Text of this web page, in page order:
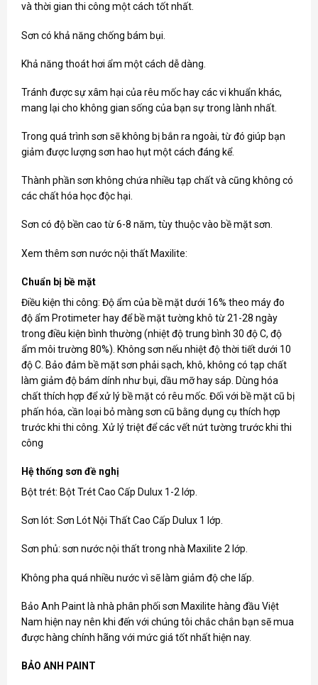
và thời gian thi công một cách tốt nhất.
Sơn có khả năng chống bám bụi.
Khả năng thoát hơi ẩm một cách dễ dàng.
Tránh được sự xâm hại của rêu mốc hay các vi khuẩn khác,
mang lại cho không gian sống của bạn sự trong lành nhất.
Trong quá trình sơn sẽ không bị bắn ra ngoài, từ đó giúp bạn
giảm được lượng sơn hao hụt một cách đáng kể.
Thành phần sơn không chứa nhiều tạp chất và cũng không có
các chất hóa học độc hại.
Sơn có độ bền cao từ 6-8 năm, tùy thuộc vào bề mặt sơn.
Xem thêm sơn nước nội thất Maxilite:
Chuẩn bị bề mặt
Điều kiện thi công: Độ ẩm của bề mặt dưới 16% theo máy đo
độ ẩm Protimeter hay để bề mặt tường khô từ 21-28 ngày
trong điều kiện bình thường (nhiệt độ trung bình 30 độ C, độ
ẩm môi trường 80%). Không sơn nếu nhiệt độ thời tiết dưới 10
độ C. Bảo đảm bề mặt sơn phải sạch, khô, không có tạp chất
làm giảm độ bám dính như bụi, dầu mỡ hay sáp. Dùng hóa
chất thích hợp để xử lý bề mặt có rêu mốc. Đối với bề mặt cũ bị
phấn hóa, cần loại bỏ màng sơn cũ bằng dụng cụ thích hợp
trước khi thi công. Xử lý triệt để các vết nứt tường trước khi thi
công
Hệ thống sơn đề nghị
Bột trét: Bột Trét Cao Cấp Dulux 1-2 lớp.
Sơn lót: Sơn Lót Nội Thất Cao Cấp Dulux 1 lớp.
Sơn phủ: sơn nước nội thất trong nhà Maxilite 2 lớp.
Không pha quá nhiều nước vì sẽ làm giảm độ che lấp.
Bảo Anh Paint là nhà phân phối sơn Maxilite hàng đầu Việt
Nam hiện nay nên khi đến với chúng tôi chắc chắn bạn sẽ mua
được hàng chính hãng với mức giá tốt nhất hiện nay.
BẢO ANH PAINT